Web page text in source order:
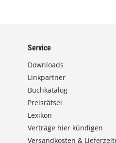
Service
Downloads
Linkpartner
Buchkatalog
Preisrätsel
Lexikon
Verträge hier kündigen
Versandkosten &